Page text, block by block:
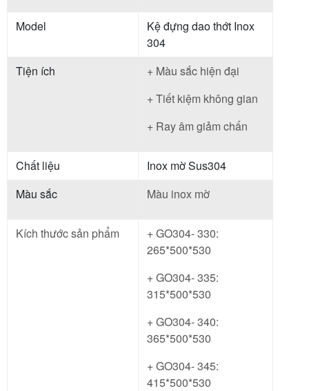
Model
Kệ đựng dao thớt Inox
304
Tiện ích
+ Màu sắc hiện đại
+ Tiết kiệm không gian
+ Ray âm giảm chấn
Chất liệu
Inox mờ Sus304
Màu sắc
Màu inox mờ
Kích thước sản phẩm
+ GO304- 330:
265*500*530
+ GO304- 335:
315*500*530
+ GO304- 340:
365*500*530
+ GO304- 345:
415*500*530